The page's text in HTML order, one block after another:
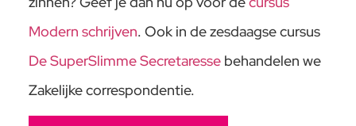
Modern schrijven. Ook in de zesdaagse cursus
De SuperSlimme Secretaressebehandelen we
Zakelijke correspondentie.